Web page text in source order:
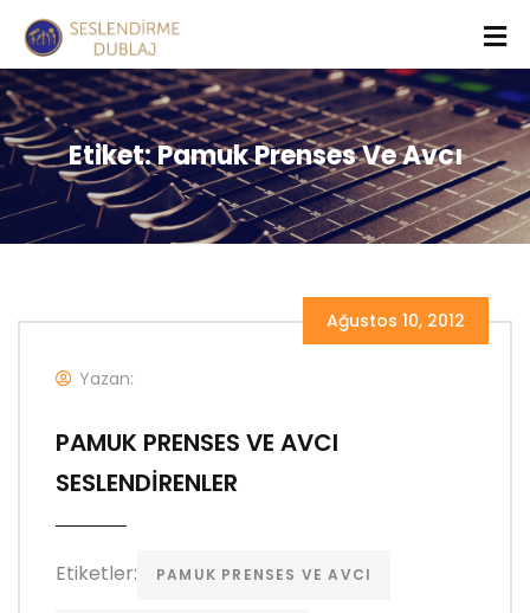
Etiket:Pamuk Prenses Ve Avcı
Ağustos 10, 2012
Yazan:
PAMUK PRENSES VE AVCI
SESLENDİRENLER
Etiketler: PAMUK PRENSES VE AVCI